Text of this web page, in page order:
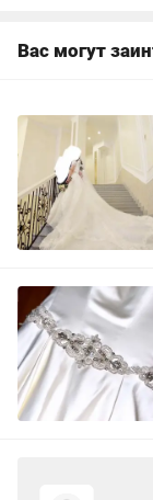
Вас могут